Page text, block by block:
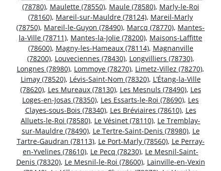
(78780), Maulette (78550), Maule (78580), Marly-le-Roi
(78160), Mareil-sur-Mauldre (78124), Mareil-Marly
(78750), Mareil-le-Guyon (78490), Marcq (78770), Mantes-
la-Ville (78711), Mantes-la-Jolie (78200), Maisons-Laffitte
(78600), Magny-les-Hameaux (78114), Magnanville
(78200), Louveciennes (78430), Longvilliers (78730),
Longnes (78980), Lommoye (78270), Limetz-Villez (78270),
Limay (78520), Lévis-Saint-Nom (78320), L’Étang-la-Ville
(78620), Les Mureaux (78130), Les Mesnuls (78490), Les
Loges-en-Josas (78350), Les Essarts-le-Roi (78690), Les
Clayes-sous-Bois (78340), Les Bréviaires (78610), Les
Alluets-le-Roi (78580), Le Vésinet (78110), Le Tremblay-
sur-Mauldre (78490), Le Tertre-Saint-Denis (78980), Le
Tartre-Gaudran (78113), Le Port-Marly (78560), Le Perray-
en-Yvelines (78610), Le Pecq (78230), Le Mesnil-Saint-
Denis (78320), Le Mesnil-le-Roi (78600), Lainville-en-Vexin